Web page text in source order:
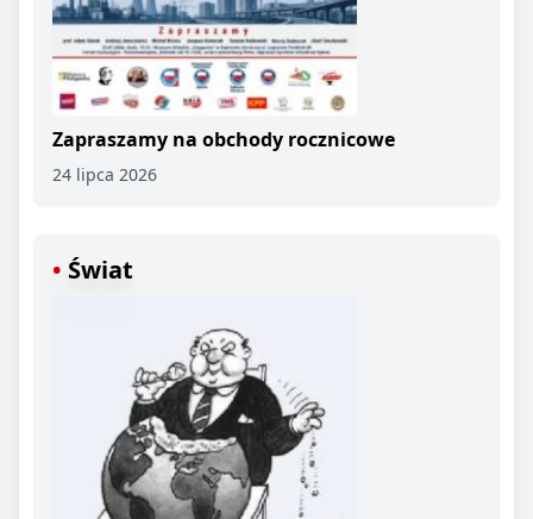
Zapraszamy na obchody rocznicowe
24 lipca 2026
Świat